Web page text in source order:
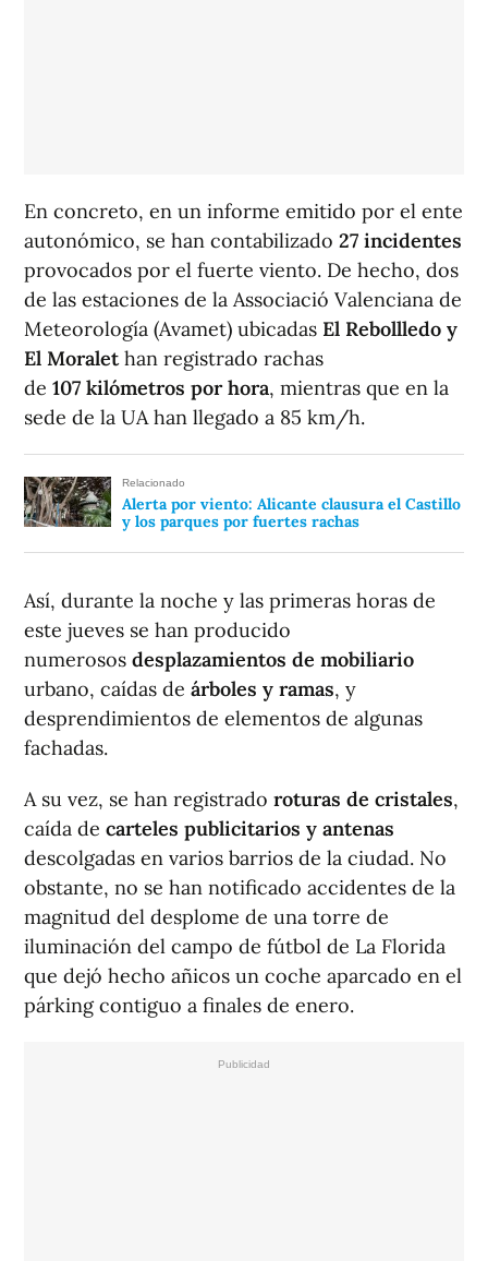
En concreto, en un informe emitido por el ente
autonómico, se han contabilizado 27 incidentes
provocados por el fuerte viento. De hecho, dos
de las estaciones de la Associació Valenciana de
Meteorología (Avamet) ubicadas El Rebollledo y
El Moralethan registrado rachas
de 107 kilómetros por hora, mientras que en la
sede de la UA han llegado a 85 km/h.
Relacionado
Alerta por viento: Alicante clausura el Castillo
y los parques por fuertes rachas
Así, durante la noche y las primeras horas de
este jueves se han producido
numerosos desplazamientos de mobiliario
urbano, caídas de árboles y ramas, y
desprendimientos de elementos de algunas
fachadas.
A su vez, se han registrado roturas de cristales,
caída de carteles publicitarios y antenas
descolgadas en varios barrios de la ciudad. No
obstante, no se han notificado accidentes de la
magnitud del desplome de una torre de
iluminación del campo de fútbol de La Florida
que dejó hecho añicos un coche aparcado en el
párking contiguo a finales de enero.